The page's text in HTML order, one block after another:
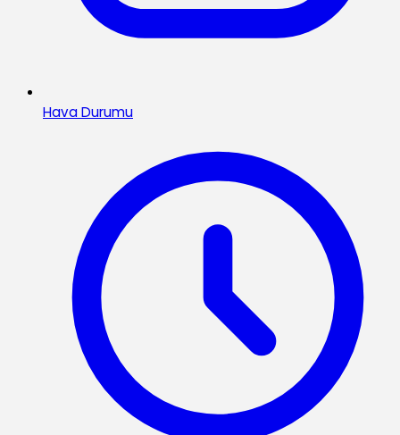
Hava Durumu